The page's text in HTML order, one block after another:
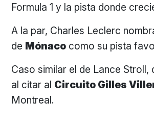
Formula 1 y la pista donde
A la par, Charles Leclerc
de Mónaco como su pista
Caso similar el de Lance Stroll,
al citar al Circuito Gilles
Montreal.